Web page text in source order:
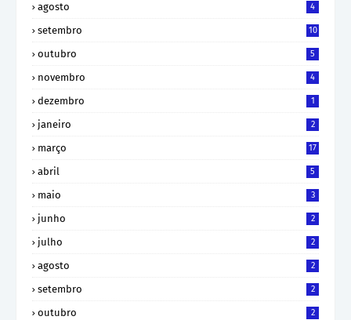
agosto 4
setembro 10
outubro 5
novembro 4
dezembro 1
janeiro 2
março 17
abril 5
maio 3
junho 2
julho 2
agosto 2
setembro 2
outubro 2